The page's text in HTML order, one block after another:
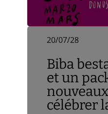
20/07/28
Biba
et un
célébrer